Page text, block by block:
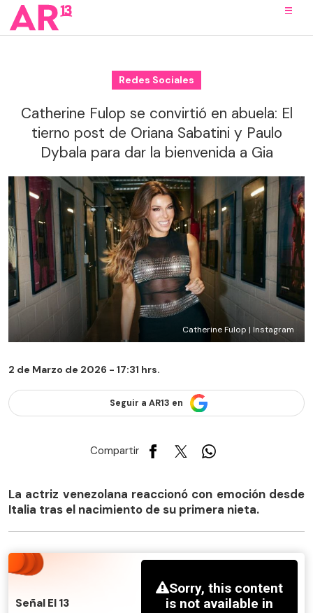
Redes Sociales
Catherine Fulop se convirtió en abuela: El
tierno post de Oriana Sabatini y Paulo
Dybala para dar la bienvenida a Gia
Catherine Fulop | Instagram
2 de Marzo de 2026 - 17:31 hrs.
Seguir a AR13 en
Compartir
La actriz venezolana reaccionó con emoción desde
Italia tras el nacimiento de su primera nieta.
Señal El 13